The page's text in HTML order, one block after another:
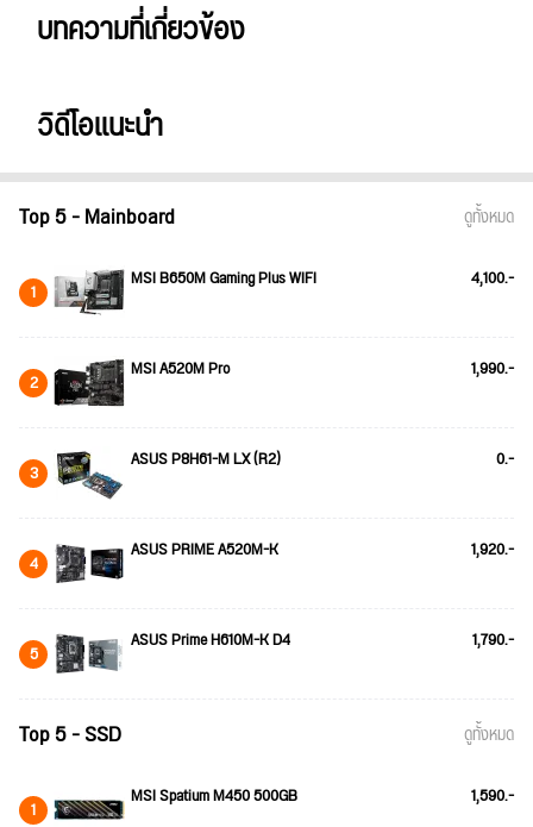
บทความที่เกี่ยวข้อง
วิดีโอแนะนำ
Top 5 - Mainboard ดูทั้งหมด
1 MSI B650M Gaming Plus WIFI 4,100.-
2 MSI A520M Pro 1,990.-
3 ASUS P8H61-M LX (R2) 0.-
4 ASUS PRIME A520M-K 1,920.-
5 ASUS Prime H610M-K D4 1,790.-
Top 5 - SSD ดูทั้งหมด
1 MSI Spatium M450 500GB 1,590.-